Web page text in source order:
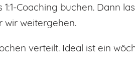
Coaching buchen. Dann
wir weitergehen.
verteilt. Ideal ist ein